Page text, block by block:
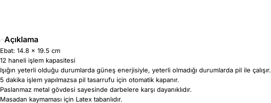
Açıklama
Ebat: 14.8 x 19.5 cm
12 haneli işlem kapasitesi
Işığın yeterli olduğu durumlarda güneş enerjisiyle, yeterli olmadığı durumlarda pil ile çalışır.
5 dakika işlem yapılmazsa pil tasarrufu için otomatik kapanır.
Paslanmaz metal gövdesi sayesinde darbelere karşı dayanıklıdır.
Masadan kaymaması için Latex tabanlıdır.